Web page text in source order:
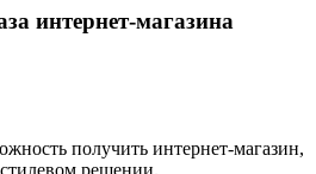
интернет-магазина
получить интернет-магазин,
решении.